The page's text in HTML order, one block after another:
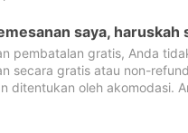
saya, haruskah
pembatalan gratis, Anda
secara gratis atau non-
ditentukan oleh akomodasi.